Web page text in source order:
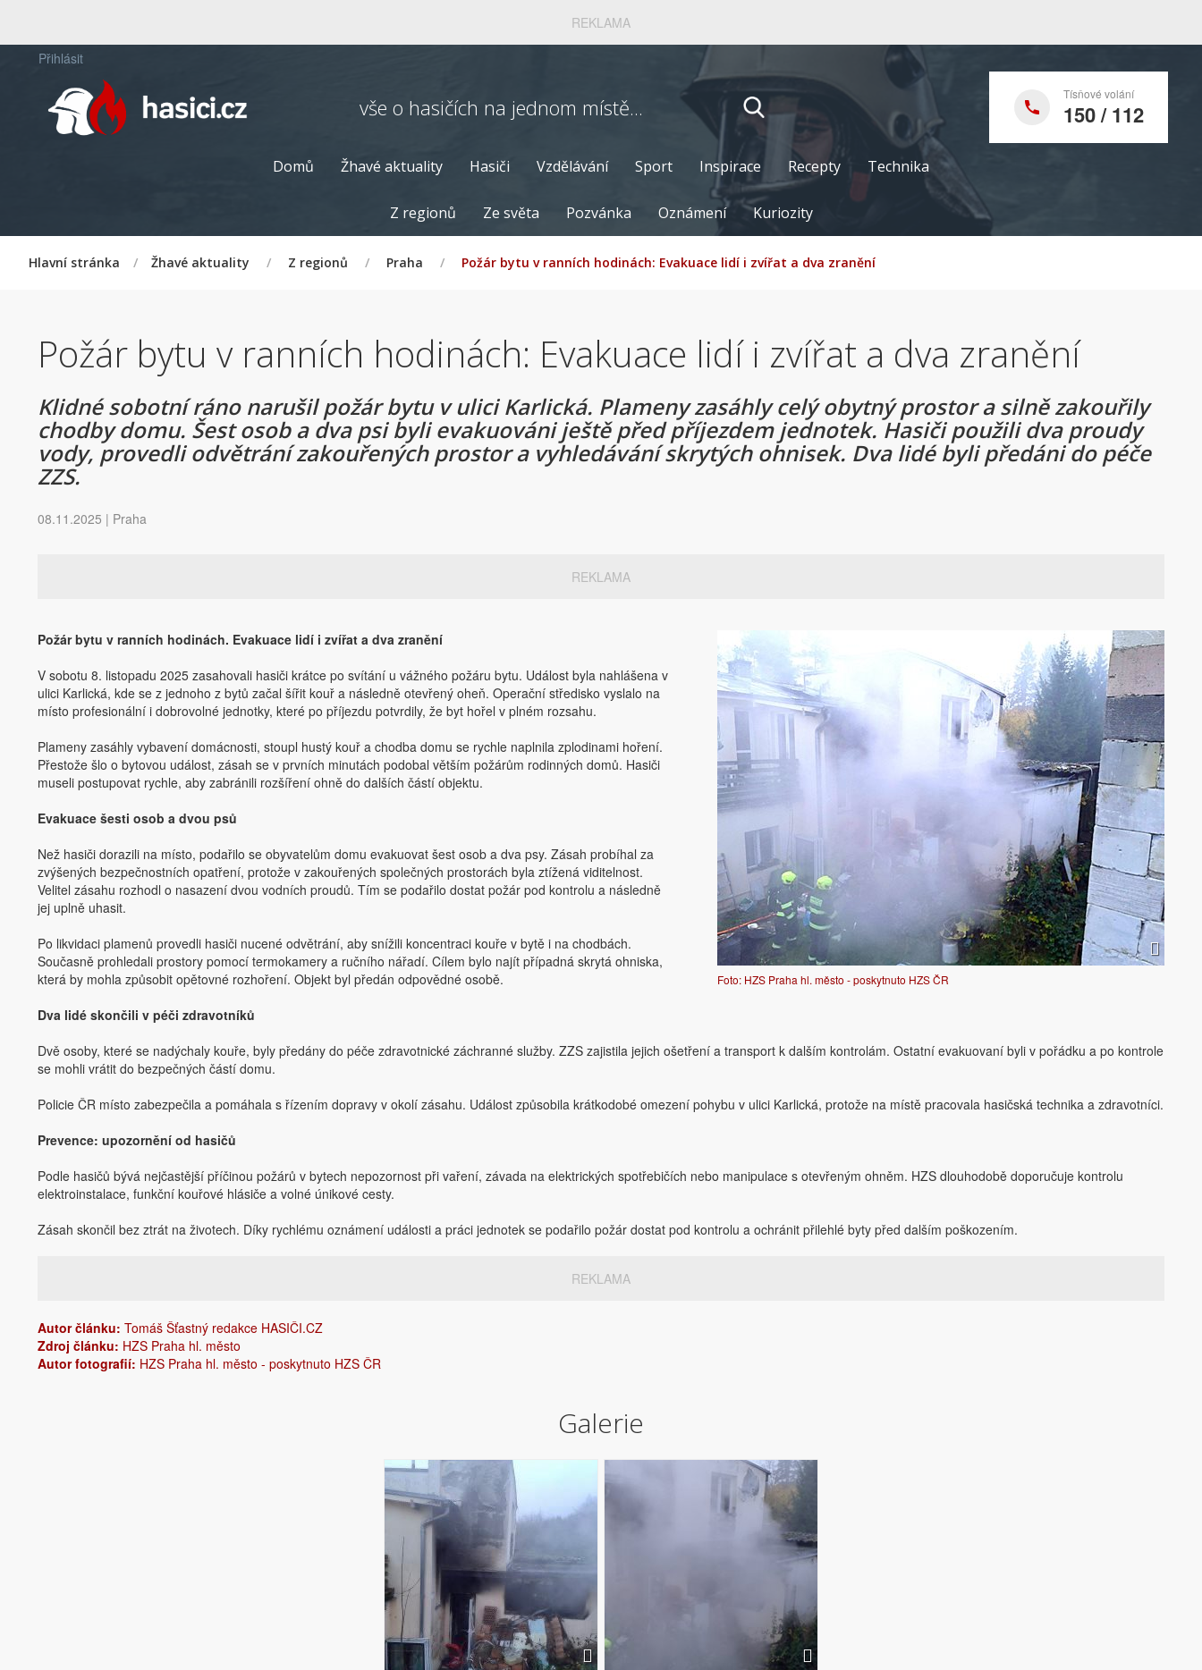
REKLAMA
Přihlásit
vše o hasičích na jednom místě... Tísňové volání
150 / 112
Domů Žhavé aktuality Hasiči Vzdělávání Sport Inspirace Recepty Technika
Z regionů Ze světa Pozvánka Oznámení Kuriozity
Hlavní stránka / Žhavé aktuality / Z regionů / Praha / Požár bytu v ranních hodinách: Evakuace lidí i zvířat a dva zranění
Požár bytu v ranních hodinách: Evakuace lidí i zvířat a dva zranění
Klidné sobotní ráno narušil požár bytu v ulici Karlická. Plameny zasáhly celý obytný prostor a silně zakouřily
chodby domu. Šest osob a dva psi byli evakuováni ještě před příjezdem jednotek. Hasiči použili dva proudy
vody, provedli odvětrání zakouřených prostor a vyhledávání skrytých ohnisek. Dva lidé byli předáni do péče
ZZS.
08.11.2025 | Praha
REKLAMA
Foto: HZS Praha hl. město - poskytnuto HZS ČR
Požár bytu v ranních hodinách. Evakuace lidí i zvířat a dva zranění
V sobotu 8. listopadu 2025 zasahovali hasiči krátce po svítání u vážného požáru bytu. Událost byla nahlášena v
ulici Karlická, kde se z jednoho z bytů začal šířit kouř a následně otevřený oheň. Operační středisko vyslalo na
místo profesionální i dobrovolné jednotky, které po příjezdu potvrdily, že byt hořel v plném rozsahu.
Plameny zasáhly vybavení domácnosti, stoupl hustý kouř a chodba domu se rychle naplnila zplodinami hoření.
Přestože šlo o bytovou událost, zásah se v prvních minutách podobal větším požárům rodinných domů. Hasiči
museli postupovat rychle, aby zabránili rozšíření ohně do dalších částí objektu.
Evakuace šesti osob a dvou psů
Než hasiči dorazili na místo, podařilo se obyvatelům domu evakuovat šest osob a dva psy. Zásah probíhal za
zvýšených bezpečnostních opatření, protože v zakouřených společných prostorách byla ztížená viditelnost.
Velitel zásahu rozhodl o nasazení dvou vodních proudů. Tím se podařilo dostat požár pod kontrolu a následně
jej uplně uhasit.
Po likvidaci plamenů provedli hasiči nucené odvětrání, aby snížili koncentraci kouře v bytě i na chodbách.
Současně prohledali prostory pomocí termokamery a ručního nářadí. Cílem bylo najít případná skrytá ohniska,
která by mohla způsobit opětovné rozhoření. Objekt byl předán odpovědné osobě.
Dva lidé skončili v péči zdravotníků
Dvě osoby, které se nadýchaly kouře, byly předány do péče zdravotnické záchranné služby. ZZS zajistila jejich ošetření a transport k dalším kontrolám. Ostatní evakuovaní byli v pořádku a po kontrole
se mohli vrátit do bezpečných částí domu.
Policie ČR místo zabezpečila a pomáhala s řízením dopravy v okolí zásahu. Událost způsobila krátkodobé omezení pohybu v ulici Karlická, protože na místě pracovala hasičská technika a zdravotníci.
Prevence: upozornění od hasičů
Podle hasičů bývá nejčastější příčinou požárů v bytech nepozornost při vaření, závada na elektrických spotřebičích nebo manipulace s otevřeným ohněm. HZS dlouhodobě doporučuje kontrolu
elektroinstalace, funkční kouřové hlásiče a volné únikové cesty.
Zásah skončil bez ztrát na životech. Díky rychlému oznámení události a práci jednotek se podařilo požár dostat pod kontrolu a ochránit přilehlé byty před dalším poškozením.
REKLAMA
Autor článku: Tomáš Šťastný redakce HASIČI.CZ
Zdroj článku: HZS Praha hl. město
Autor fotografií: HZS Praha hl. město - poskytnuto HZS ČR
Galerie